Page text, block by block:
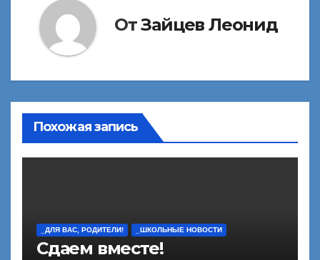
ОтЗайцев Леонид
Похожая запись
_ДЛЯ ВАС, РОДИТЕЛИ! _ШКОЛЬНЫЕ НОВОСТИ
Сдаем вместе!